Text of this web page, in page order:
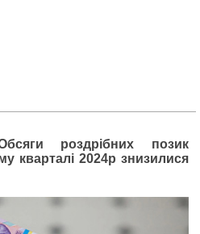
роздрібних позик
кварталі 2024р знизилися